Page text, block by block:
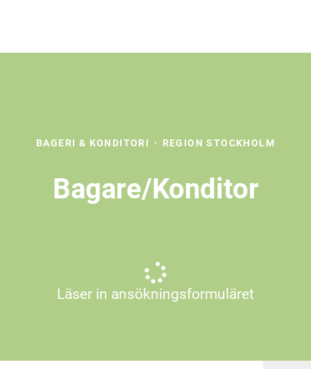
BAGERI & KONDITORI · REGION STOCKHOLM
Bagare/Konditor
Läser in ansökningsformuläret